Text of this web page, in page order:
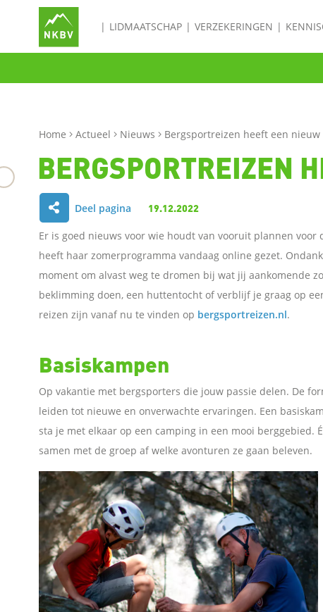
LIDMAATSCHAP VERZEKERINGEN
Home Actueel Nieuws Bergsportreizen heeft een
BERGSPORTREIZEN
Deel pagina 19.12.2022
e
l
e
o
F
a
c
e
b
Er is goed nieuws voor wie houdt van vooruit plannen voor
heeft haar zomerprogramma vandaag online gezet.
moment om alvast weg te dromen bij wat jij aankomende
beklimming doen, een huttentocht of verblijf je graag op
reizen zijn vanaf nu te vinden op bergsportreizen.nl.
Basiskampen
Op vakantie met bergsporters die jouw passie delen. De
leiden tot nieuwe en onverwachte ervaringen. Een
sta je met elkaar op een camping in een mooi
samen met de groep af welke avonturen ze gaan beleven.